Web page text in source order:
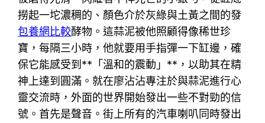
撈起一坨濃稠的、顏色介於灰綠與土黃之間的發
包養網比較酵物。這蒜泥被他照顧得像稀世珍
寶，每隔三小時，他就要用手指彈一下缸邊，確
保它能感受到**「溫和的震動」**，以助其在精
神上達到圓滿。就在廖沾沾專注於與蒜泥進行心
靈交流時，外面的世界開始發出一些不對勁的信
號。首先是聲音。街上所有的汽車喇叭同時發出